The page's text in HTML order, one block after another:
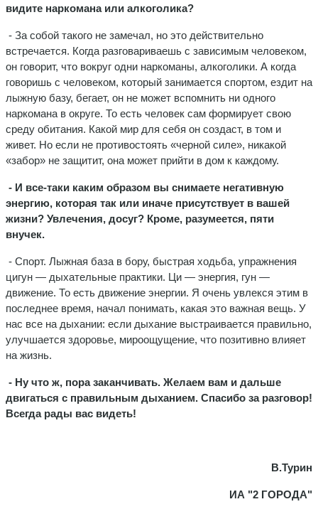
видите наркомана или алкоголика?
- За собой такого не замечал, но это действительно
встречается. Когда разговариваешь с зависимым человеком,
он говорит, что вокруг одни наркоманы, алкоголики. А когда
говоришь с человеком, который занимается спортом, ездит на
лыжную базу, бегает, он не может вспомнить ни одного
наркомана в округе. То есть человек сам формирует свою
среду обитания. Какой мир для себя он создаст, в том и
живет. Но если не противостоять «черной силе», никакой
«забор» не защитит, она может прийти в дом к каждому.
- И все-таки каким образом вы снимаете негативную
энергию, которая так или иначе присутствует в вашей
жизни? Увлечения, досуг? Кроме, разумеется, пяти
внучек.
- Спорт. Лыжная база в бору, быстрая ходьба, упражнения
цигун — дыхательные практики. Ци — энергия, гун —
движение. То есть движение энергии. Я очень увлекся этим в
последнее время, начал понимать, какая это важная вещь. У
нас все на дыхании: если дыхание выстраивается правильно,
улучшается здоровье, мироощущение, что позитивно влияет
на жизнь.
- Ну что ж, пора заканчивать. Желаем вам и дальше
двигаться с правильным дыханием. Спасибо за разговор!
Всегда рады вас видеть!
В.Турин
ИА "2 ГОРОДА"